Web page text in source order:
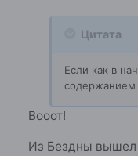
Цитата
Если как в
содержанием
Вооот!
Из Бездны вышел